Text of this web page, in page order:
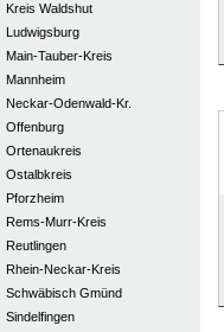
Kreis Waldshut
Ludwigsburg
Main-Tauber-Kreis
Mannheim
Neckar-Odenwald-Kr.
Offenburg
Ortenaukreis
Ostalbkreis
Pforzheim
Rems-Murr-Kreis
Reutlingen
Rhein-Neckar-Kreis
Schwäbisch Gmünd
Sindelfingen